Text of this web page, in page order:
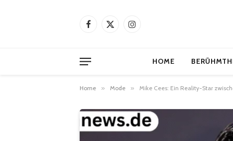
Facebook
X
Instagram
HOME
Home » Mode » Mike Cees: Ein Reality-Star